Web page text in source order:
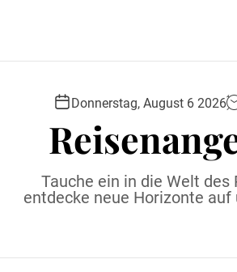
Donnerstag, August 6 2026
Tauche ein in die Welt des
entdecke neue Horizonte auf